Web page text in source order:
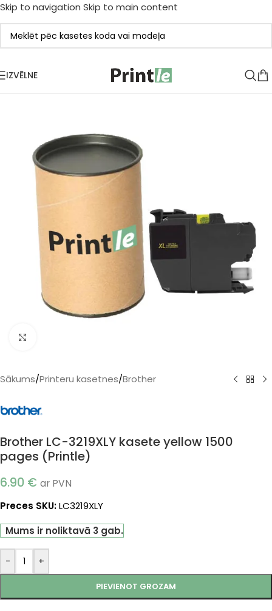
Skip to navigation Skip to main content
IZVĒLNE
Sākums/Printeru kasetnes/Brother
Brother LC-3219XLY kasete yellow 1500
pages (Printle)
6.90 € ar PVN
Preces SKU:LC3219XLY
Mums ir noliktavā 3 gab.
- +
PIEVIENOT GROZAM